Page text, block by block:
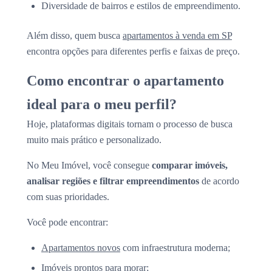
Diversidade de bairros e estilos de empreendimento.
Além disso, quem busca apartamentos à venda em SP
encontra opções para diferentes perfis e faixas de preço.
Como encontrar o apartamento
ideal para o meu perfil?
Hoje, plataformas digitais tornam o processo de busca
muito mais prático e personalizado.
No Meu Imóvel, você consegue comparar imóveis,
analisar regiões e filtrar empreendimentos de acordo
com suas prioridades.
Você pode encontrar:
Apartamentos novos com infraestrutura moderna;
Imóveis prontos para morar;